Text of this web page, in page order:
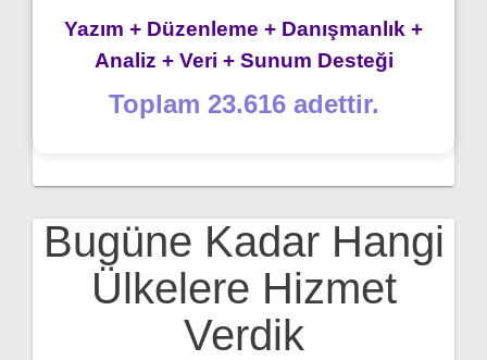
Yazım + Düzenleme + Danışmanlık +
Analiz + Veri + Sunum Desteği
Toplam 23.616 adettir.
Bugüne Kadar Hangi
Ülkelere Hizmet
Verdik